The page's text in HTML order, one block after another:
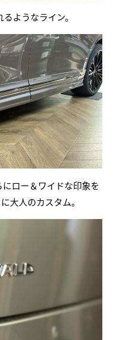
ようなライン。
ロー＆ワイドな印象を
大人のカスタム。